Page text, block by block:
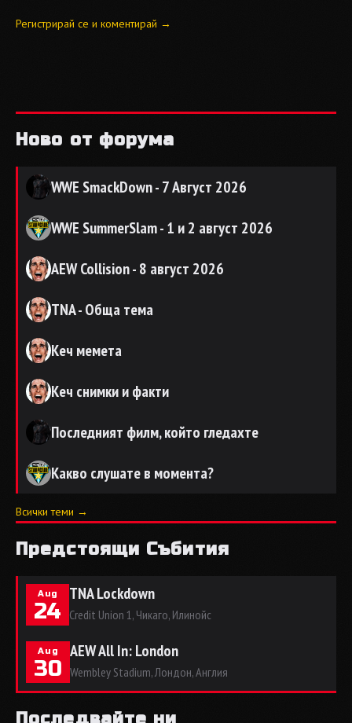
Регистрирай се и коментирай →
Ново от форума
WWE SmackDown - 7 Август 2026
WWE SummerSlam - 1 и 2 август 2026
AEW Collision - 8 август 2026
TNA - Обща тема
Кеч мемета
Кеч снимки и факти
Последният филм, който гледахте
Какво слушате в момента?
Всички теми →
Предстоящи Събития
Aug
24
TNA Lockdown
Credit Union 1, Чикаго, Илинойс
Aug
30
AEW All In: London
Wembley Stadium, Лондон, Англия
Последвайте ни